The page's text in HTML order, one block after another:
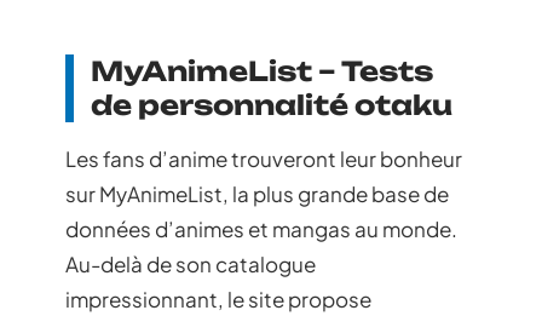
MyAnimeList – Tests
de personnalité otaku
Les fans d’anime trouveront leur bonheur
sur MyAnimeList, la plus grande base de
données d’animes et mangas au monde.
Au-delà de son catalogue
impressionnant, le site propose